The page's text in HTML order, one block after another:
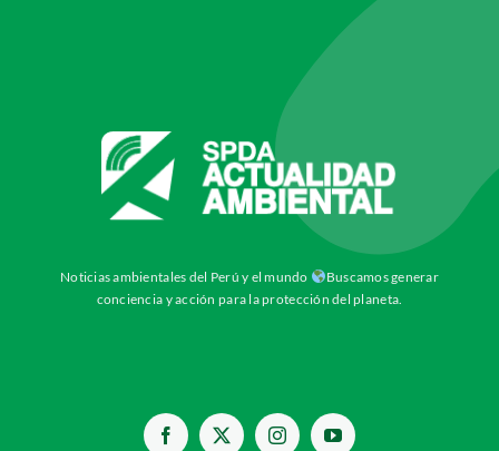
Noticias ambientales del Perú y el mundo
Buscamos generar
conciencia y acción para la protección del planeta.